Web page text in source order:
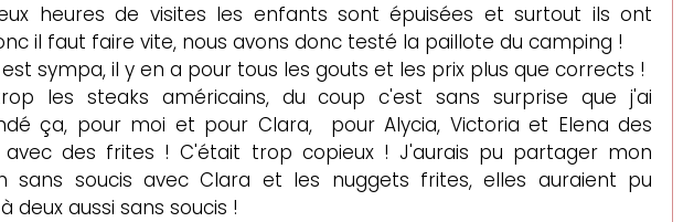
heures de visites les enfants sont épuisées et surtout ils ont
il faut faire vite, nous avons donc testé la paillote du camping !
sympa, il y en a pour tous les gouts et les prix plus que corrects !
les steaks américains, du coup c'est sans surprise que j'ai
ça, pour moi et pour Clara,  pour Alycia, Victoria et Elena des
avec des frites ! C'était trop copieux ! J'aurais pu partager mon
sans soucis avec Clara et les nuggets frites, elles auraient pu
deux aussi sans soucis !